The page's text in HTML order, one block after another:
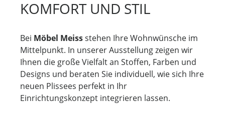
KOMFORT UND STIL
Bei Möbel Meissstehen Ihre Wohnwünsche im
Mittelpunkt. In unserer Ausstellung zeigen wir
Ihnen die große Vielfalt an Stoffen, Farben und
Designs und beraten Sie individuell, wie sich Ihre
neuen Plissees perfekt in Ihr
Einrichtungskonzept integrieren lassen.